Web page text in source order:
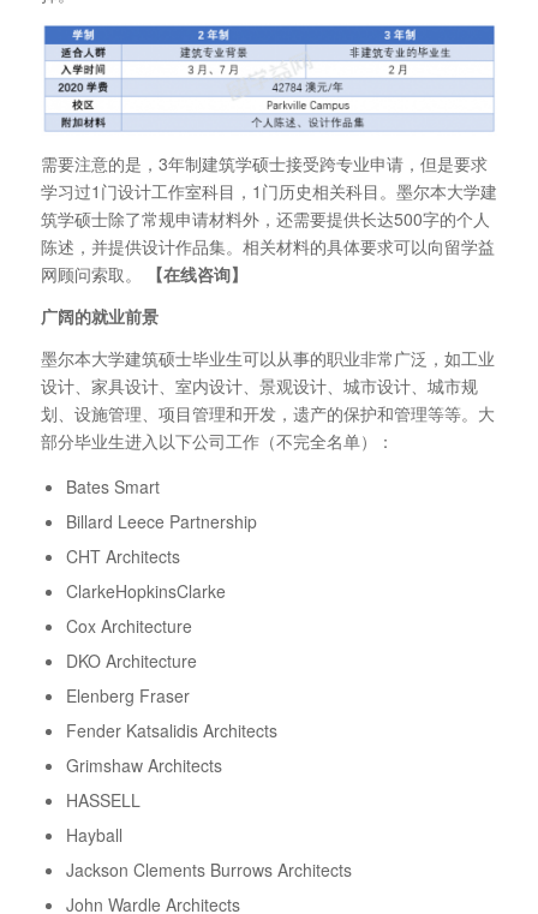
需要注意的是，3年制建筑学硕士接受跨专业申请，但是要求
学习过1门设计工作室科目，1门历史相关科目。墨尔本大学建
筑学硕士除了常规申请材料外，还需要提供长达500字的个人
陈述，并提供设计作品集。相关材料的具体要求可以向留学益
网顾问索取。
【在线咨询】
广阔的就业前景
墨尔本大学建筑硕士毕业生可以从事的职业非常广泛，如工业
设计、家具设计、室内设计、景观设计、城市设计、城市规
划、设施管理、项目管理和开发，遗产的保护和管理等等。大
部分毕业生进入以下公司工作（不完全名单）：
Bates Smart
Billard Leece Partnership
CHT Architects
ClarkeHopkinsClarke
Cox Architecture
DKO Architecture
Elenberg Fraser
Fender Katsalidis Architects
Grimshaw Architects
HASSELL
Hayball
Jackson Clements Burrows Architects
John Wardle Architects